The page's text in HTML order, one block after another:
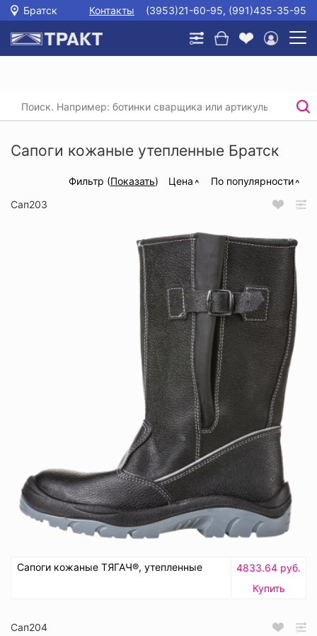
Братск Контакты (3953)21-60-95, (991)435-35-95
Главная / /
Сапоги кожаные утепленные
Сапоги кожаные утепленные Братск
Фильтр (Показать) Цена
По популярности
Сап203
Сапоги кожаные ТЯГАЧ®, утепленные
4833.64 руб.
Купить
Сап204